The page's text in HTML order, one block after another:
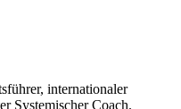
internationaler
Systemischer Coach.